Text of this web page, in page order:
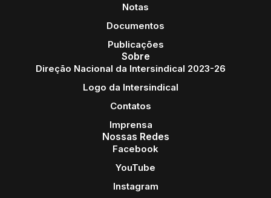
Notas
Documentos
Publicações
Sobre
Direção Nacional da Intersindical 2023-26
Logo da Intersindical
Contatos
Imprensa
Nossas Redes
Facebook
YouTube
Instagram